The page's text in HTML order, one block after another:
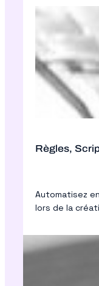
Règles,
Automatisez
lors de la